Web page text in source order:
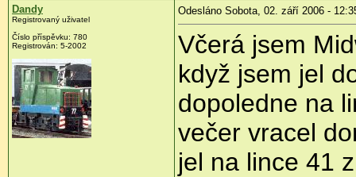
Dandy
Registrovaný uživatel
Číslo příspěvku: 780
Registrován: 5-2002
Odesláno Sobota, 02. září 2006 -
Včerá jsem
když jsem jel
dopoledne na
večer vracel
jel na lince 41